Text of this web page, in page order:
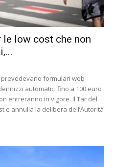
low cost che non
prevedevano formulari web
automatici fino a 100 euro
entreranno in vigore. Il Tar del
e annulla la delibera dell’Autorità